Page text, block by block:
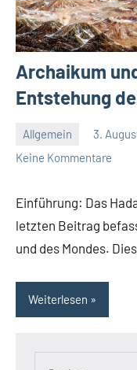
Archaikum
Entstehung
Allgemein 3.
Keine Kommentare
Einführung: Das
letzten Beitrag
und des Mondes.
Weiterlesen